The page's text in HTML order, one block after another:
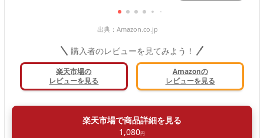
出典： Amazon.co.jp
購入者のレビューを見てみよう！
楽天市場の
レビューを見る
Amazonの
レビューを見る
楽天市場で商品詳細を見る
1,080円